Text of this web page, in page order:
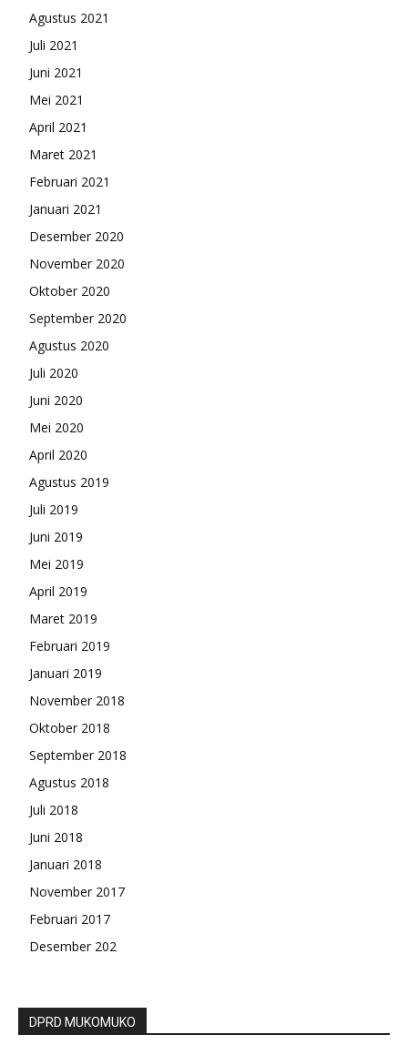
Agustus 2021
Juli 2021
Juni 2021
Mei 2021
April 2021
Maret 2021
Februari 2021
Januari 2021
Desember 2020
November 2020
Oktober 2020
September 2020
Agustus 2020
Juli 2020
Juni 2020
Mei 2020
April 2020
Agustus 2019
Juli 2019
Juni 2019
Mei 2019
April 2019
Maret 2019
Februari 2019
Januari 2019
November 2018
Oktober 2018
September 2018
Agustus 2018
Juli 2018
Juni 2018
Januari 2018
November 2017
Februari 2017
Desember 202
DPRD MUKOMUKO